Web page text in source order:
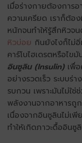
เมื่อร่างกายต้องการ
ความเครียด เราก็ต้อ
หนักจนทำให้รู้สึกหิวจ
หิวบ่อย กินยังไงก็ไม่
คาร์โบไฮเดรตหรือไ
อินซูลิน (Insulin) เพื่
อย่างรวดเร็ว ระบบร่
รบกวน เพราะมันไม่ใ
พลังงานจากอาหารถูก
เนื่องจากอินซูลินไม่เ
ทำให้เกิดภาวะดื้ออินซู